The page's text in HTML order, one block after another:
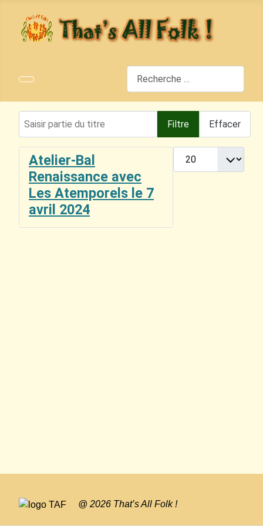
Filtre Effacer
Afficher #
Atelier-Bal
Renaissance avec
Les Atemporels le 7
avril 2024
@ 2026 That’s All Folk !